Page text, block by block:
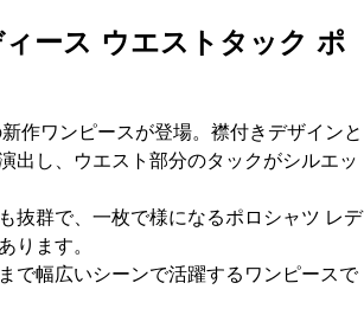
ース ウエストタック ポ
作ワンピースが登場。襟付きデザインと
出し、ウエスト部分のタックがシルエッ
抜群で、一枚で様になるポロシャツ レデ
ります。
で幅広いシーンで活躍するワンピースで